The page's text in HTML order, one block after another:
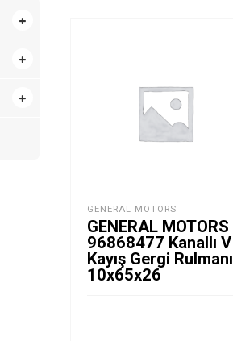
GENERAL MOTORS
GENERAL MOTORS
96868477 Kanallı V
Kayış Gergi Rulmanı
10x65x26